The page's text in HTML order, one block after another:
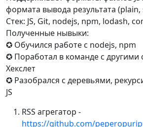
формата вывода результата
Стек: JS, Git, nodejs, npm, lodash,
Полученные нывыки:
✪ Обучился работе с nodejs, npm
✪ Поработал в команде с другими
Хекслет
✪ Разобрался с деревьями,
JS
RSS агрегатор -
https://github.com/